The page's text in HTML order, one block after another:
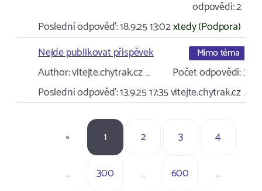
odpovědí:2
Poslední odpověď:18.9.25 13:02xtedy (Podpora)
Nejde publikovat příspěvek
Mimo téma
Author:vitejte.chytrak.cz … Počet odpovědí:3
Poslední odpověď:13.9.25 17:35vitejte.chytrak.cz …
« 1 2 3 4
… 300 … 600 …